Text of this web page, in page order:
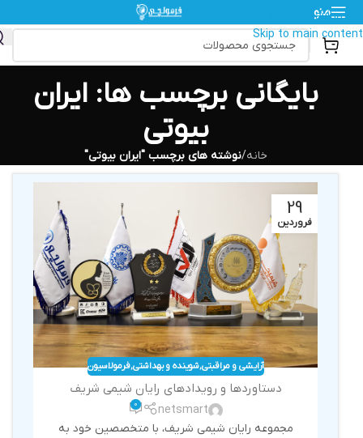
Skip to navigation
Skip to main content
منو
بایگانی برچسب ها: ایران
بیوتی
خانه/نوشته های برچسب "ایران بیوتی"
29
فروردین
آرایشی و مراقبتی,شوینده و بهداشتی,فرمولاسیون
دستاوردها و رویدادهای رایان شیمی شریف
netsmart
0
مجموعه رایان شیمی شریف، با متخصصین خود به